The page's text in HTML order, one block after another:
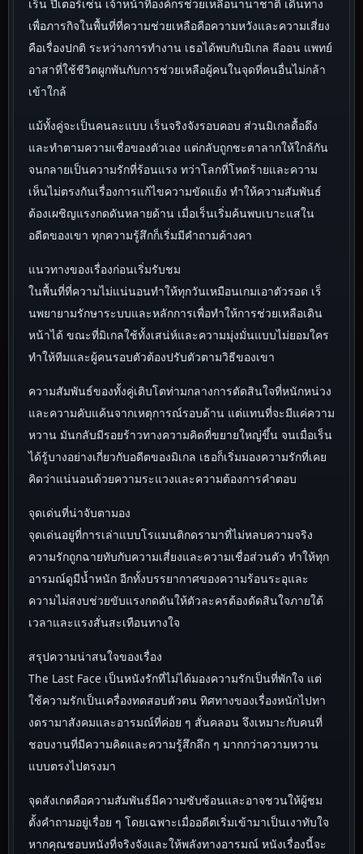
เร็น ปีเตอร์เซ่น เจ้าหน้าที่องค์กรช่วยเหลือนานาชาติ เดินทาง
เพื่อภารกิจในพื้นที่ที่ความช่วยเหลือคือความหวังและความเสี่ยง
คือเรื่องปกติ ระหว่างการทำงาน เธอได้พบกับมิเกล ลีออน แพทย์
อาสาที่ใช้ชีวิตผูกพันกับการช่วยเหลือผู้คนในจุดที่คนอื่นไม่กล้า
เข้าใกล้
แม้ทั้งคู่จะเป็นคนละแบบ เร็นจริงจังรอบคอบ ส่วนมิเกลดื้อดึง
และทำตามความเชื่อของตัวเอง แต่กลับถูกชะตาลากให้ใกล้กัน
จนกลายเป็นความรักที่ร้อนแรง ทว่าโลกที่โหดร้ายและความ
เห็นไม่ตรงกันเรื่องการแก้ไขความขัดแย้ง ทำให้ความสัมพันธ์
ต้องเผชิญแรงกดดันหลายด้าน เมื่อเร็นเริ่มค้นพบเบาะแสใน
อดีตของเขา ทุกความรู้สึกก็เริ่มมีคำถามค้างคา
แนวทางของเรื่องก่อนเริ่มรับชม
ในพื้นที่ที่ความไม่แน่นอนทำให้ทุกวันเหมือนเกมเอาตัวรอด เร็
นพยายามรักษาระบบและหลักการเพื่อทำให้การช่วยเหลือเดิน
หน้าได้ ขณะที่มิเกลใช้ทั้งเสน่ห์และความมุ่งมั่นแบบไม่ยอมใคร
ทำให้ทีมและผู้คนรอบตัวต้องปรับตัวตามวิธีของเขา
ความสัมพันธ์ของทั้งคู่เติบโตท่ามกลางการตัดสินใจที่หนักหน่วง
และความคับแค้นจากเหตุการณ์รอบด้าน แต่แทนที่จะมีแค่ความ
หวาน มันกลับมีรอยร้าวทางความคิดที่ขยายใหญ่ขึ้น จนเมื่อเร็น
ได้รู้บางอย่างเกี่ยวกับอดีตของมิเกล เธอก็เริ่มมองความรักที่เคย
คิดว่าแน่นอนด้วยความระแวงและความต้องการคำตอบ
จุดเด่นที่น่าจับตามอง
จุดเด่นอยู่ที่การเล่าแบบโรแมนติกดรามาที่ไม่หลบความจริง
ความรักถูกฉายทับกับความเสี่ยงและความเชื่อส่วนตัว ทำให้ทุก
อารมณ์ดูมีน้ำหนัก อีกทั้งบรรยากาศของความร้อนระอุและ
ความไม่สงบช่วยขับแรงกดดันให้ตัวละครต้องตัดสินใจภายใต้
เวลาและแรงสั่นสะเทือนทางใจ
สรุปความน่าสนใจของเรื่อง
The Last Face เป็นหนังรักที่ไม่ได้มองความรักเป็นที่พักใจ แต่
ใช้ความรักเป็นเครื่องทดสอบตัวตน ทิศทางของเรื่องหนักไปทา
งดรามาสังคมและอารมณ์ที่ค่อย ๆ สั่นคลอน จึงเหมาะกับคนที่
ชอบงานที่มีความคิดและความรู้สึกลึก ๆ มากกว่าความหวาน
แบบตรงไปตรงมา
จุดสังเกตคือความสัมพันธ์มีความซับซ้อนและอาจชวนให้ผู้ชม
ตั้งคำถามอยู่เรื่อย ๆ โดยเฉพาะเมื่ออดีตเริ่มเข้ามาเป็นเงาทับใจ
หากคุณชอบหนังที่จริงจังและให้พลังทางอารมณ์ หนังเรื่องนี้จะ